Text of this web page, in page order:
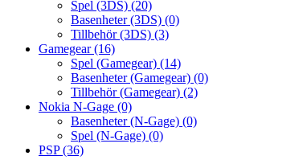
Spel (3DS) (20)
Basenheter (3DS) (0)
Tillbehör (3DS) (3)
Gamegear(16)
Spel (Gamegear) (14)
Basenheter (Gamegear) (0)
Tillbehör (Gamegear) (2)
Nokia N-Gage (0)
Basenheter (N-Gage) (0)
Spel (N-Gage) (0)
PSP(36)